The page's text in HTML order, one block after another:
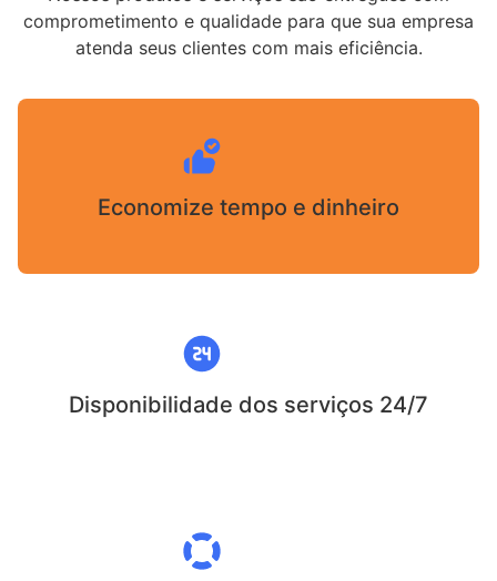
comprometimento e qualidade para que sua empresa
atenda seus clientes com mais eficiência.
Economize tempo e dinheiro
Disponibilidade dos serviços 24/7